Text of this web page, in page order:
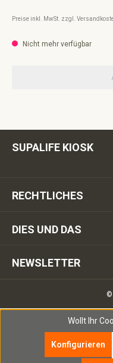
Preise inkl. MwSt. zzgl.
Nicht mehr verfügbar
SUPALIFE KIOSK
RECHTLICHES
DIES UND DAS
NEWSLETTER
©
Wollt Ihr
Konfigurieren